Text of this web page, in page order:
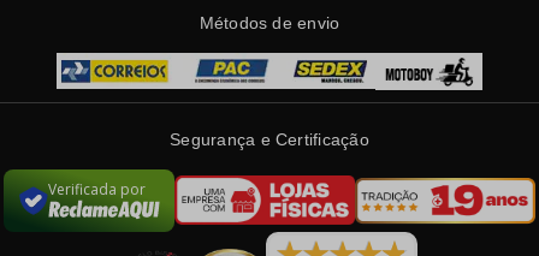
Métodos de envio
Segurança e Certificação
Verificada por